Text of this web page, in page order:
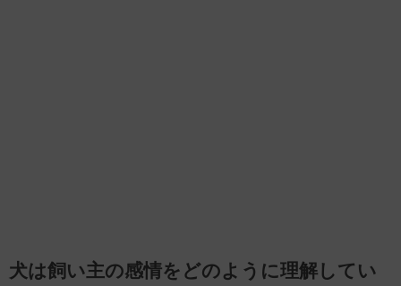
犬は飼い主の感情をどのように理解してい